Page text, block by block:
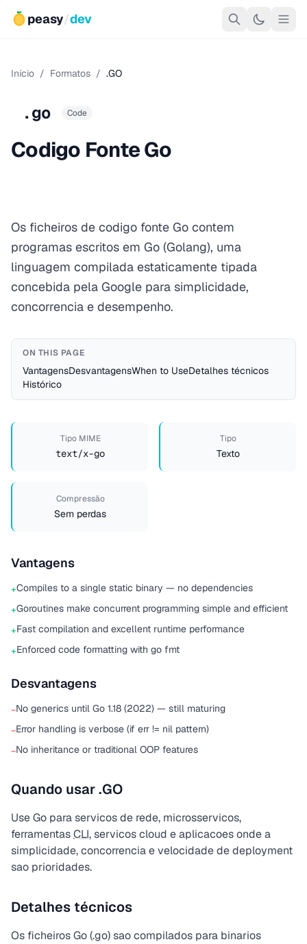
peasy/dev
Início / Formatos / .GO
.go Code
Codigo Fonte Go
Os ficheiros de codigo fonte Go contem
programas escritos em Go (Golang), uma
linguagem compilada estaticamente tipada
concebida pela Google para simplicidade,
concorrencia e desempenho.
ON THIS PAGE
VantagensDesvantagensWhen to UseDetalhes técnicos
Histórico
Tipo MIME
text/x-go
Tipo
Texto
Compressão
Sem perdas
Vantagens
+Compiles to a single static binary — no dependencies
+Goroutines make concurrent programming simple and efficient
+Fast compilation and excellent runtime performance
+Enforced code formatting with go fmt
Desvantagens
−No generics until Go 1.18 (2022) — still maturing
−Error handling is verbose (if err != nil pattern)
−No inheritance or traditional OOP features
Quando usar .GO
Use Go para servicos de rede, microsservicos,
ferramentasCLI, servicos cloud e aplicacoes onde a
simplicidade, concorrencia e velocidade de deployment
sao prioridades.
Detalhes técnicos
Os ficheiros Go (.go) sao compilados para binarios